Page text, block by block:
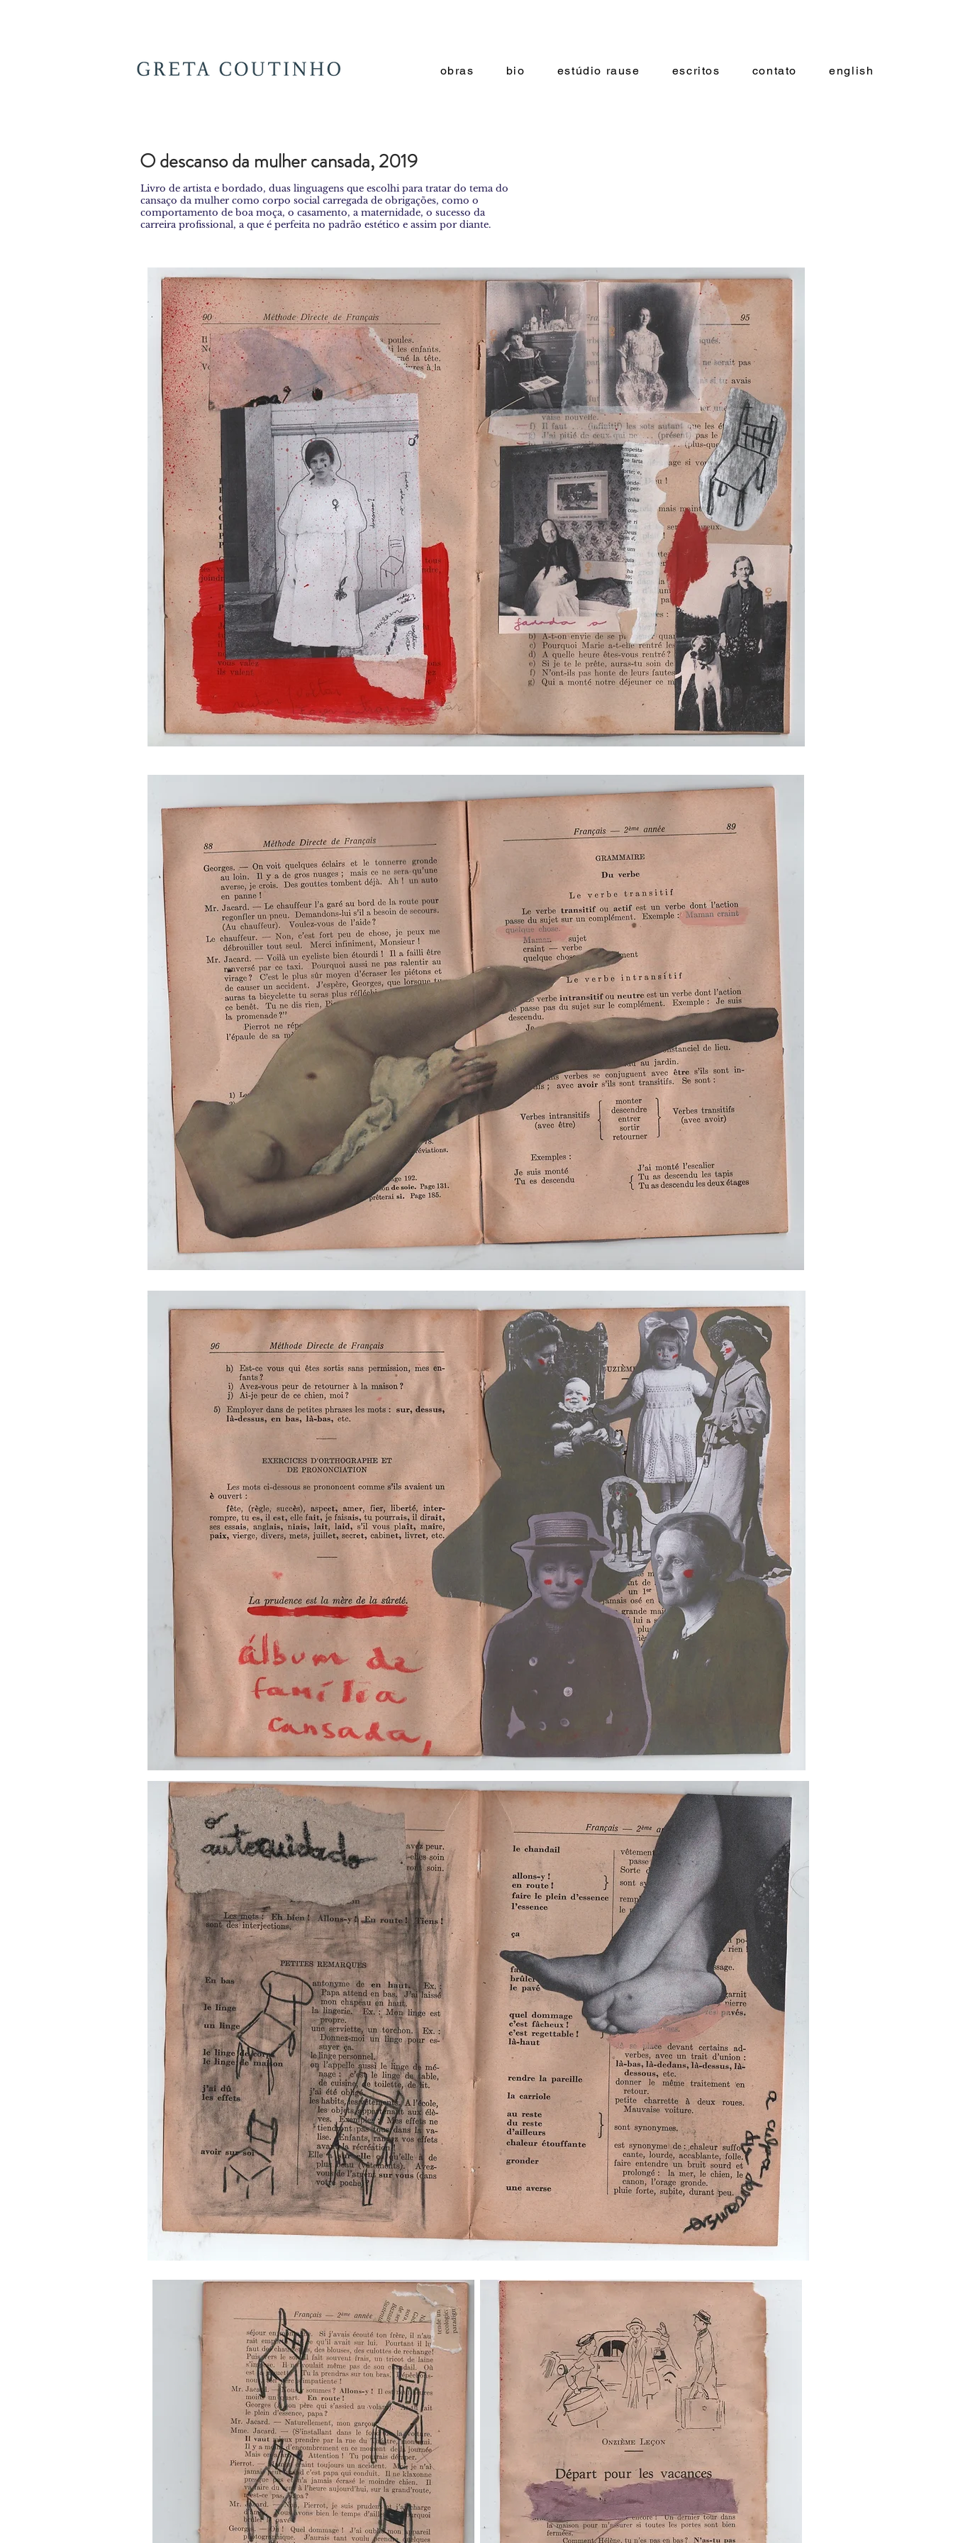
obras bio estúdio rause escritos contato english
O descanso da mulher cansada, 2019
Livro de artista e bordado, duas linguagens que escolhi para tratar do tema do
cansaço da mulher como corpo social carregada de obrigações, como o
comportamento de boa moça, o casamento, a maternidade, o sucesso da
carreira profissional, a que é perfeita no padrão estético e assim por diante.